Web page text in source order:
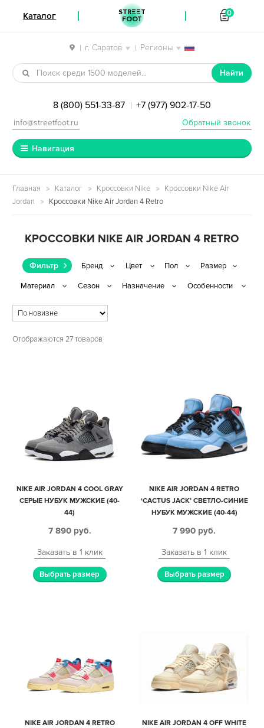
| г. Саратов | Регионы
Перейти к навигации
Перейти к содержимому
Найти
8 (800) 551-33-87 | +7 (977) 902-17-50
Обратный звонок
info@streetfoot.ru
Навигация
Главная Каталог Кроссовки Nike
Кроссовки Nike Air
Jordan
Кроссовки Nike Air Jordan 4 Retro
КРОССОВКИ NIKE AIR JORDAN 4 RETRO
Фильтр
Отображаются 27 товаров
NIKE AIR JORDAN 4 COOL GRAY
СЕРЫЕ НУБУК МУЖСКИЕ (40-
44)
7 890 руб.
Заказать в 1 клик
Выбрать размер
NIKE AIR JORDAN 4 RETRO
‘CACTUS JACK’ СВЕТЛО-СИНИЕ
НУБУК МУЖСКИЕ (40-44)
7 990 руб.
Заказать в 1 клик
Выбрать размер
NIKE AIR JORDAN 4 RETRO
NIKE AIR JORDAN 4 OFF WHITE
Каталог STREET
FOOT
0